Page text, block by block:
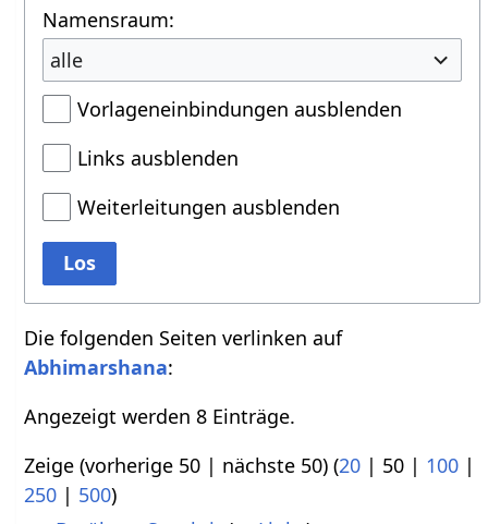
Namensraum:
alle
Vorlageneinbindungen ausblenden
Links ausblenden
Weiterleitungen ausblenden
Los
Die folgenden Seiten verlinken auf
Abhimarshana:
Angezeigt werden 8 Einträge.
Zeige (vorherige 50 | nächste 50) (20 | 50 | 100 |
250 | 500)